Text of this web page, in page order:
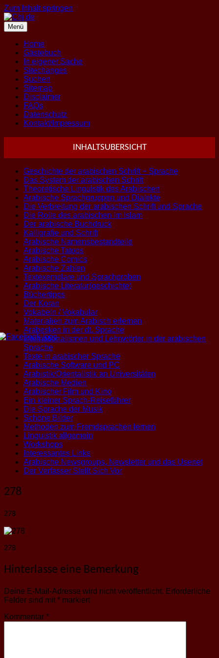
Zum Inhalt springen
Menü
Home
Gästebuch
In eigener Sache
Sitechanges
Suchen
Sitemap
Disclaimer
FAQs
Datenschutz
Kontakt/Impressum
INHALTSUBERSICHT
Geschichte der arabischen Schrift + Sprache
Das System der arabischen Schrift
Theoretische Linguistik des Arabischen
Arabische Sprachgruppen und Dialekte
Die Verbreitung der arabischen Schrift und Sprache
Die Rolle des arabischen im Islam
Der arabische Buchdruck
Kalligrafie und Schrift
Arabische Namensbestandteile
Arabische Tatoos
Arabische Comics
Arabische Zahlen
Textexemplare und Sprachproben
Arabische Literatur(geschichte)
Büchertipps
Der Koran
Vokabeln / Vokabular
Materialien zum Arabisch erlernen
Arabesken in der dt. Sprache
Internationalismen und Lehnwörter in der arabischen
Sprache
Texte in arabischer Sprache
Arabische Software und PC
Arabistik/Orientalistik an Universitäten
Arabische Medien
Arabischer Film und Kino
Ein kleiner Sprach-Reiseführer
Die Sprache der Musik
Schöne Bilder
Methoden zum Fremdsprachen lernen
Linguistik allgemein
Workshops
Interessantes Links
Arabische Newsgroups, Newsletter und das Usenet
Der Verfasser Stellt Sich Vor
278
278
278
Hinterlasse eine Bemerkung
Deine E-Mail-Adresse wird nicht veröffentlicht. Erforderliche
Felder sind mit * markiert
Kommentar *